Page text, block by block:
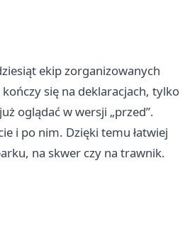
ekip zorganizowanych
się na deklaracjach, tylko
oglądać w wersji „przed”.
i po nim. Dzięki temu łatwiej
na skwer czy na trawnik.